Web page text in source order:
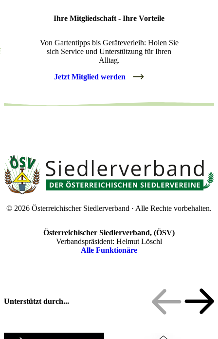
Ihre Mitgliedschaft - Ihre Vorteile
Von Gartentipps bis Geräteverleih: Holen Sie
sich Service und Unterstützung für Ihren
Alltag.
Jetzt Mitglied werden
© 2026 Österreichischer Siedlerverband · Alle Rechte vorbehalten.
Österreichischer Siedlerverband, (ÖSV)
Verbandspräsident: Helmut Löschl
Alle Funktionäre
Unterstützt durch...